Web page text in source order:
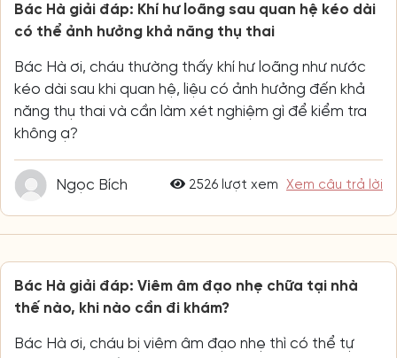
Bác Hà giải đáp: Khí hư loãng sau quan hệ kéo dài
có thể ảnh hưởng khả năng thụ thai
Bác Hà ơi, cháu thường thấy khí hư loãng như nước
kéo dài sau khi quan hệ, liệu có ảnh hưởng đến khả
năng thụ thai và cần làm xét nghiệm gì để kiểm tra
không ạ?
Ngọc Bích 2526 lượt xem Xem câu trả lời
Bác Hà giải đáp: Viêm âm đạo nhẹ chữa tại nhà
thế nào, khi nào cần đi khám?
Bác Hà ơi, cháu bị viêm âm đạo nhẹ thì có thể tự